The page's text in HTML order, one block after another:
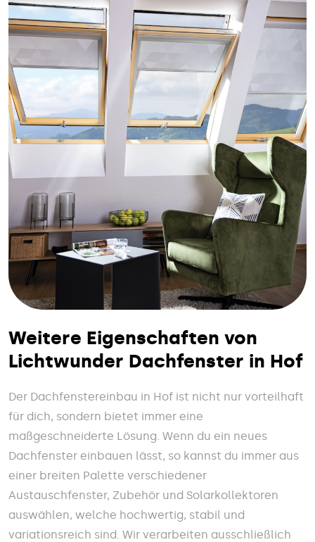
Weitere Eigenschaften von
Lichtwunder Dachfenster in Hof
Der Dachfenstereinbau in Hof ist nicht nur vorteilhaft
für dich, sondern bietet immer eine
maßgeschneiderte Lösung. Wenn du ein neues
Dachfenster einbauen lässt, so kannst du immer aus
einer breiten Palette verschiedener
Austauschfenster, Zubehör und Solarkollektoren
auswählen, welche hochwertig, stabil und
variationsreich sind. Wir verarbeiten ausschließlich